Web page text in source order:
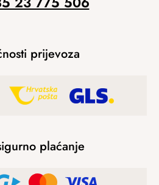
prijevoza
plaćanje